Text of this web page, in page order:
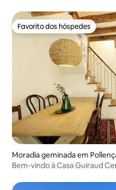
Favorito dos hóspedes
Favorito dos hóspedes
Moradia geminada em
Bem-vindo à Casa Guiraud